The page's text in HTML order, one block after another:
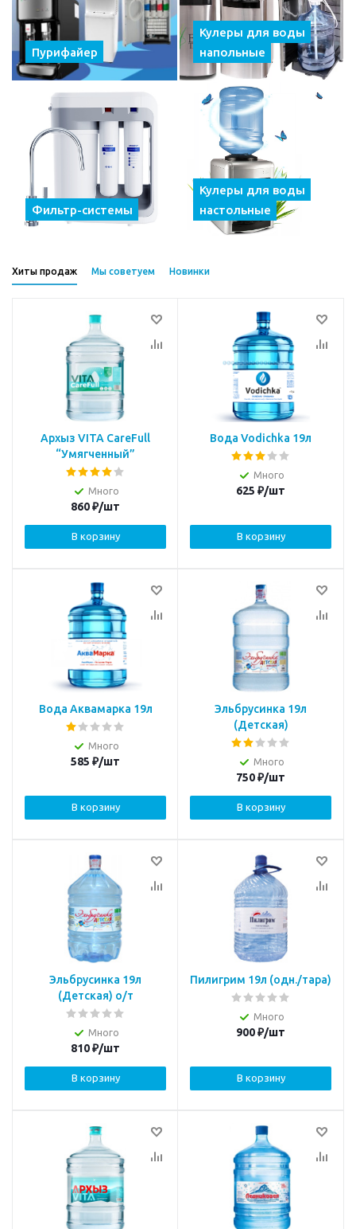
Пурифайер
Кулеры для воды
напольные
Фильтр-системы
Кулеры для воды
настольные
Хиты продаж Мы советуем Новинки
Архыз VITA CareFull
“Умягченный”
Много
860₽/шт
В корзину
Вода Vodichka 19л
Много
625 ₽/шт
В корзину
Вода Аквамарка 19л
Много
585 ₽/шт
В корзину
Эльбрусинка 19л
(Детская)
Много
750₽/шт
В корзину
Эльбрусинка 19л
(Детская) о/т
Много
810₽/шт
В корзину
Пилигрим 19л (одн./тара)
Много
900₽/шт
В корзину